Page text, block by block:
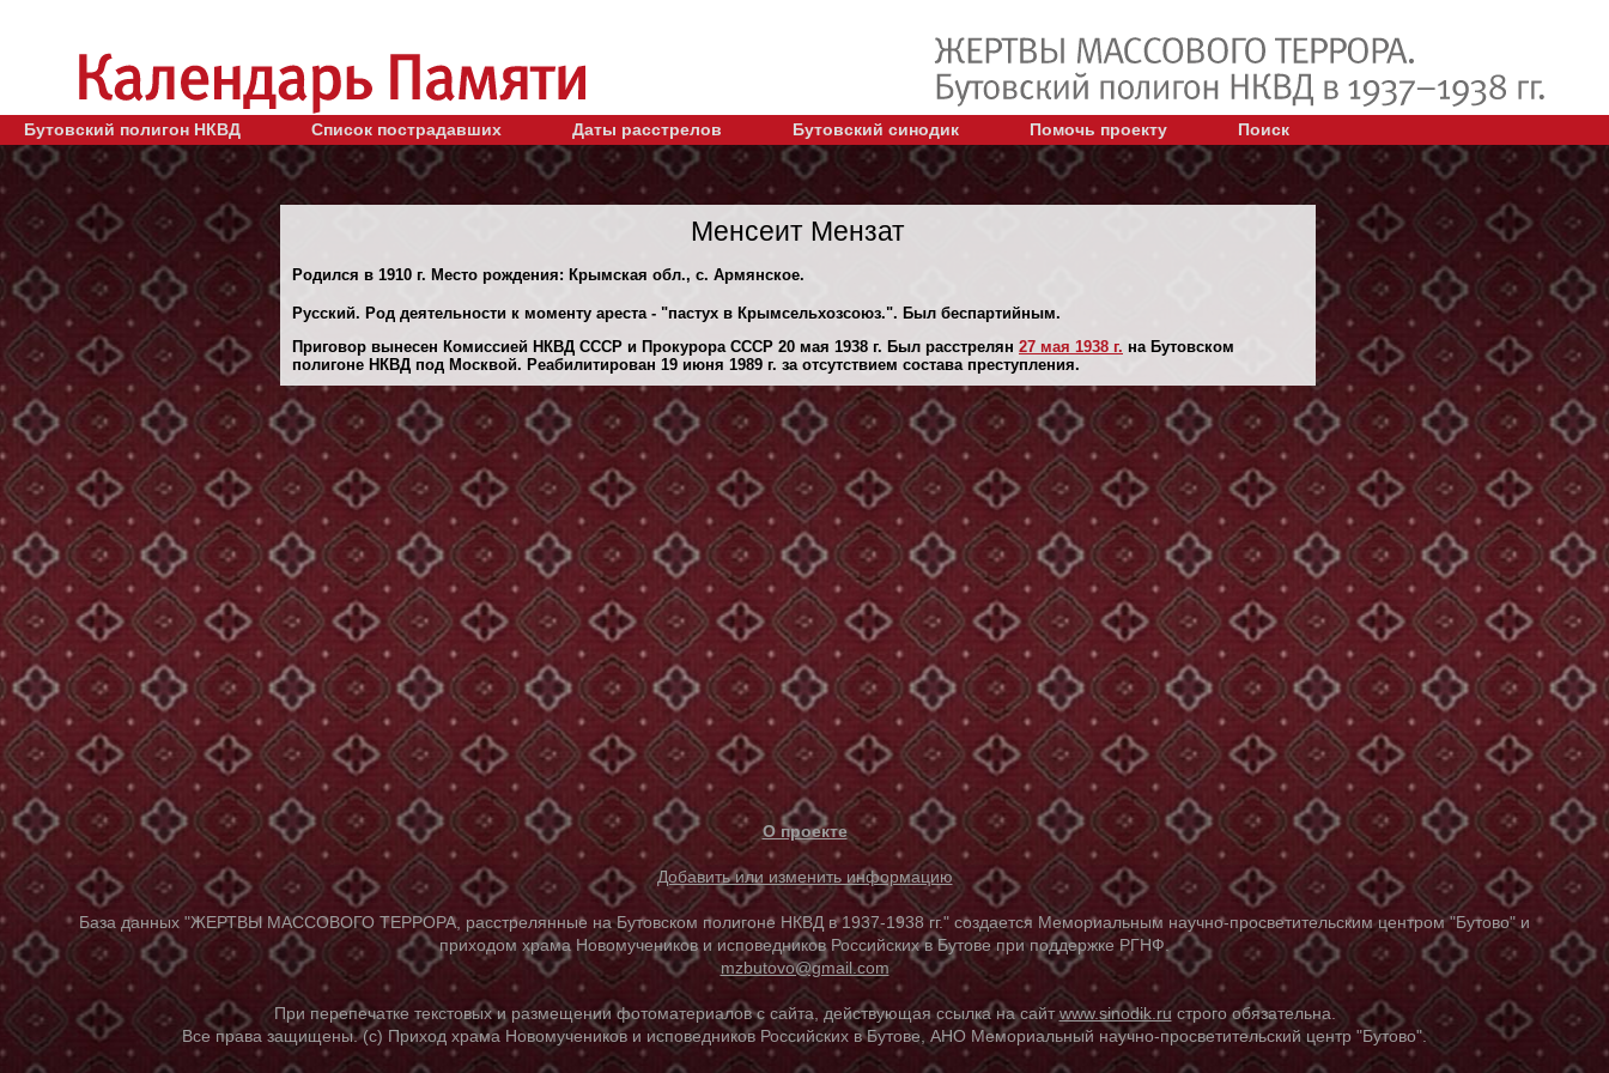
Бутовский полигон НКВД Список пострадавших Даты расстрелов Бутовский синодик Помочь проекту Поиск
Менсеит Мензат
Родился в 1910 г. Место рождения: Крымская обл., с. Армянское.
Русский. Род деятельности к моменту ареста - "пастух в Крымсельхозсоюз.". Был беспартийным.
Приговор вынесен Комиссией НКВД СССР и Прокурора СССР 20 мая 1938 г. Был расстрелян 27 мая 1938 г. на Бутовском
полигоне НКВД под Москвой. Реабилитирован 19 июня 1989 г. за отсутствием состава преступления.
О проекте
Добавить или изменить информацию
База данных "ЖЕРТВЫ МАССОВОГО ТЕРРОРА, расстрелянные на Бутовском полигоне НКВД в 1937-1938 гг." создается Мемориальным научно-просветительским центром "Бутово" и
приходом храма Новомучеников и исповедников Российских в Бутове при поддержке РГНФ.
mzbutovo@gmail.com
При перепечатке текстовых и размещении фотоматериалов с сайта, действующая ссылка на сайтwww.sinodik.ru строго обязательна.
Все права защищены. (с) Приход храма Новомучеников и исповедников Российских в Бутове, АНО Мемориальный научно-просветительский центр "Бутово".